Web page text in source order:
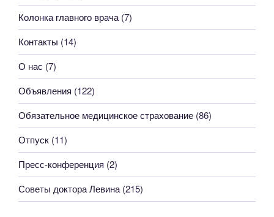
Колонка главного врача(7)
Контакты (14)
О нас (7)
Объявления (122)
Обязательное медицинское страхование (86)
Отпуск (11)
Пресс-конференция (2)
Советы доктора Левина(215)